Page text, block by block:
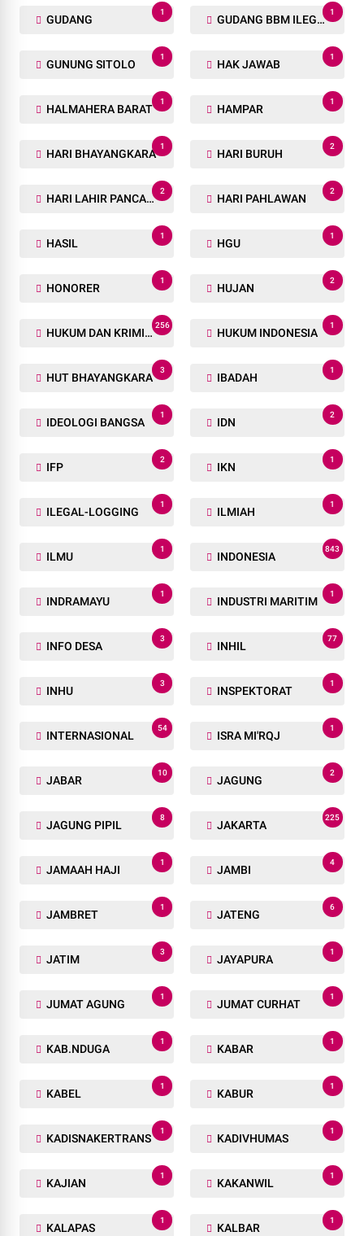
GUDANG
1
GUDANG BBM ILEGAL
1
GUNUNG SITOLO
1
HAK JAWAB
1
HALMAHERA BARAT
1
HAMPAR
1
HARI BHAYANGKARA
1
HARI BURUH
2
HARI LAHIR PANCASILA
2
HARI PAHLAWAN
2
HASIL
1
HGU
1
HONORER
1
HUJAN
2
HUKUM DAN KRIMINAL
256
HUKUM INDONESIA
1
HUT BHAYANGKARA
3
IBADAH
1
IDEOLOGI BANGSA
1
IDN
2
IFP
2
IKN
1
ILEGAL-LOGGING
1
ILMIAH
1
ILMU
1
INDONESIA
843
INDRAMAYU
1
INDUSTRI MARITIM
1
INFO DESA
3
INHIL
77
INHU
3
INSPEKTORAT
1
INTERNASIONAL
54
ISRA MI'RQJ
1
JABAR
10
JAGUNG
2
JAGUNG PIPIL
8
JAKARTA
225
JAMAAH HAJI
1
JAMBI
4
JAMBRET
1
JATENG
6
JATIM
3
JAYAPURA
1
JUMAT AGUNG
1
JUMAT CURHAT
1
KAB.NDUGA
1
KABAR
1
KABEL
1
KABUR
1
KADISNAKERTRANS
1
KADIVHUMAS
1
KAJIAN
1
KAKANWIL
1
KALAPAS
1
KALBAR
1